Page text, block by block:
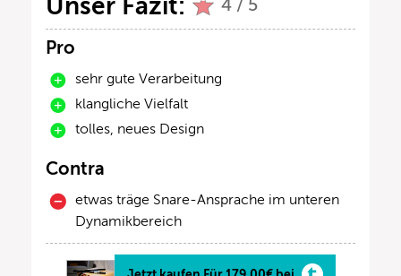
Unser Fazit: 4 / 5
Pro
sehr gute Verarbeitung
klangliche Vielfalt
tolles, neues Design
Contra
etwas träge Snare-Ansprache im unteren
Dynamikbereich